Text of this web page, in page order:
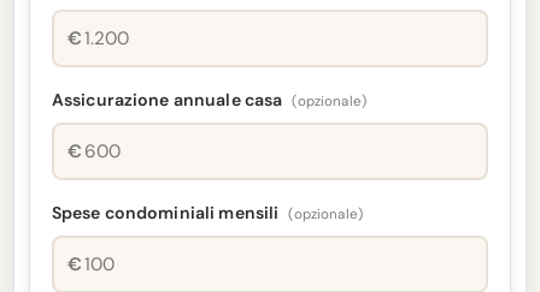
€
Assicurazione annuale casa (opzionale)
€
Spese condominiali mensili (opzionale)
€